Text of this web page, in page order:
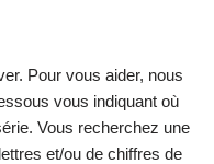
Pour vous aider, nous
vous indiquant où
Vous recherchez une
et/ou de chiffres de